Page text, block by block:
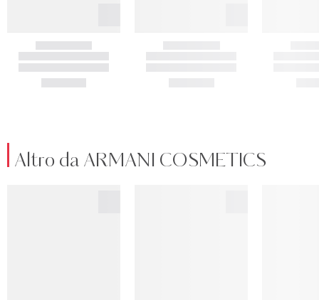
Altro da ARMANI COSMETICS